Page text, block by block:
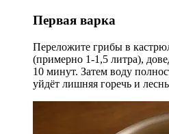
Первая варка
Переложите грибы в
(примерно 1-1,5 литра),
10 минут. Затем воду
уйдёт лишняя горечь и